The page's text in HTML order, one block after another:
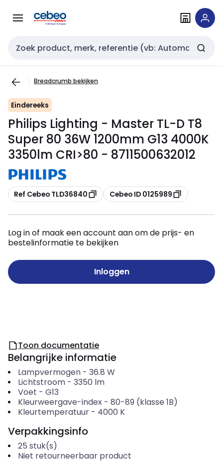
naar
naar
Zoekveld invoer
Breadcrumb bekijken
Eindereeks
Philips Lighting - Master TL-D T8
Super 80 36W 1200mm G13 4000K
3350lm CRI>80 - 8711500632012
Kopiëren
Ref Cebeo TLD36840 Kopiëren
Cebeo ID 0125989
Log in of maak een account aan om de prijs- en
bestelinformatie te bekijken
Inloggen
Toon documentatie
Belangrijke informatie
Lampvermogen- 36.8 W
Lichtstroom- 3350 lm
Voet - G13
Kleurweergave-index- 80-89 (klasse 1B)
Kleurtemperatuur- 4000 K
Verpakkingsinfo
25 stuk(s)
Niet retourneerbaar product